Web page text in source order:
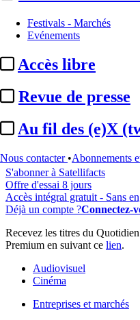
Festivals - Marchés
Evénements
Accès libre
Revue de presse
Au fil des (e)X
Nous contacter •Abonnements
...
Cet article est
Pour accéder à cet article, à
S'abonner à Satellifacts
Offre d'essai 8 jours
Accès intégral gratuit - Sans
Déjà un compte ?Connectez-
Recevez les titres du
Premium en suivant ce lien.
Audiovisuel
Cinéma
Entreprises et marchés